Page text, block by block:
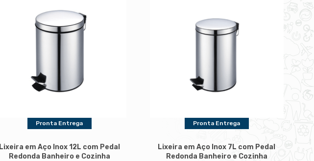
Pronta Entrega
Lixeira em Aço Inox 12L com Pedal
Redonda Banheiro e Cozinha
Pronta Entrega
Lixeira em Aço Inox 7L com Pedal
Redonda Banheiro e Cozinha